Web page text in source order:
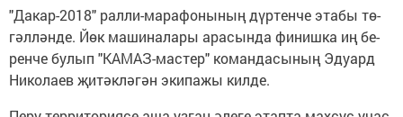
"­Да­кар-2018" рал­ли-ма­ра­фо­ны­ның дүр­тен­че эта­бы тө­
гәл­лән­де. Йөк ма­ши­на­ла­ры ара­сын­да фи­ниш­ка иң бе­
рен­че бу­лып "КА­МАЗ-мас­тер" ко­ман­да­сы­ның Эду­ард
Ни­ко­ла­ев җи­тәк­лә­гән эки­па­жы кил­де.